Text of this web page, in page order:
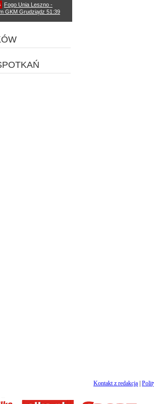
Fogo Unia Leszno -
GKM Grudziądz 51:39
Kontakt z redakcją